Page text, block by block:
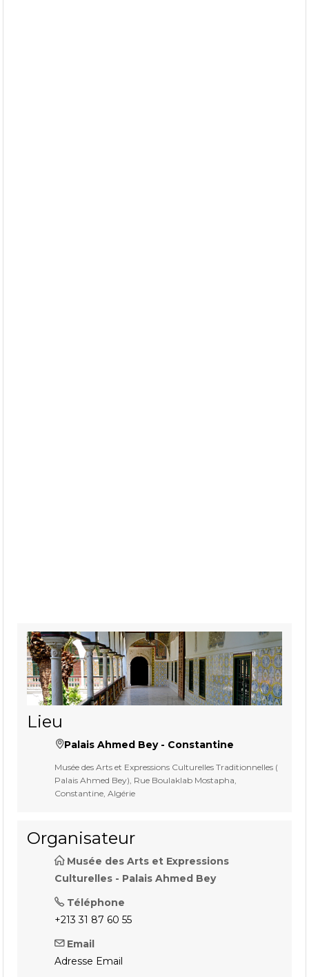
Lieu
Palais Ahmed Bey - Constantine
Musée des Arts et Expressions Culturelles Traditionnelles (
Palais Ahmed Bey), Rue Boulaklab Mostapha,
Constantine, Algérie
Organisateur
Musée des Arts et Expressions
Culturelles - Palais Ahmed Bey
Téléphone
+213 31 87 60 55
Email
Adresse Email